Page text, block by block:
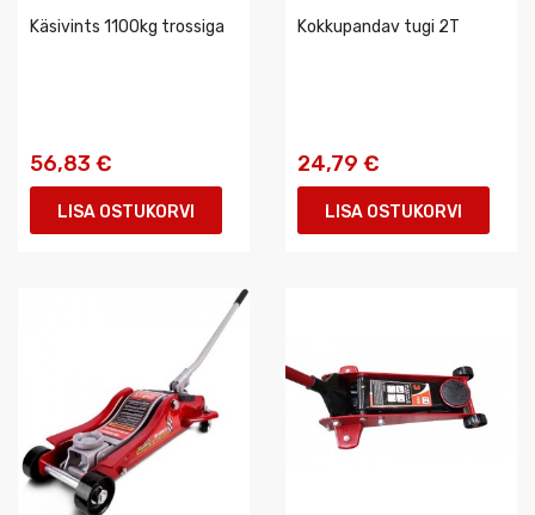
Käsivints 1100kg trossiga
56,83 €
LISA OSTUKORVI
Kokkupandav tugi 2T
24,79 €
LISA OSTUKORVI